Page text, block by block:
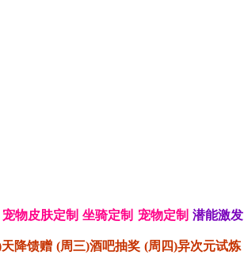
宠物皮肤定制 坐骑定制 宠物定制 潜能激发
降馈赠 (周三)酒吧抽奖 (周四)异次元试炼